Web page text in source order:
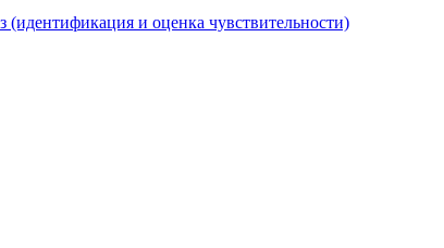
и оценка чувствительности)